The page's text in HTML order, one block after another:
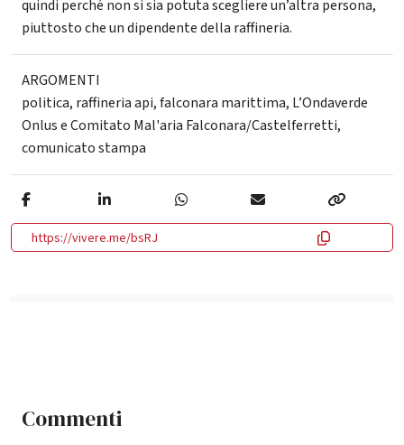
quindi perché non si sia potuta scegliere un’altra persona,
piuttosto che un dipendente della raffineria.
ARGOMENTI
politica, raffineria api,falconara marittima, L’Ondaverde
Onlus e Comitato Mal'aria Falconara/Castelferretti,
comunicato stampa
https://vivere.me/bsRJ
Commenti